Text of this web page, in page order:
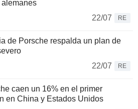
22/07
RE
de Porsche respalda un plan de
22/07
RE
caen un 16% en el primer
en China y Estados Unidos